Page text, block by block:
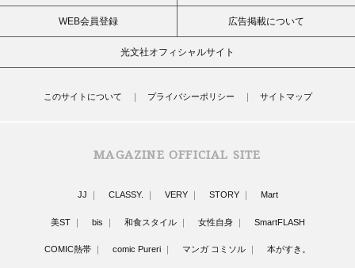
WEB会員登録 広告掲載について
光文社オフィシャルサイト
このサイトについて プライバシーポリシー サイトマップ
MAGAZINE OFFICIAL SITE
JJ CLASSY. VERY STORY Mart
美ST bis 和食スタイル 女性自身 SmartFLASH
COMIC熱帯 comic Pureri マンガ コミソル 本がすき。